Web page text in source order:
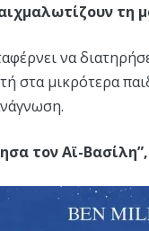
τη
να
στα μικρότερα
τον Αϊ-